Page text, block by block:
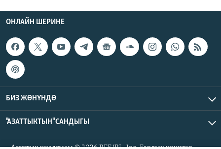
ОНЛАЙН ШЕРИНЕ
БИЗ ЖӨНҮНДӨ
"АЗАТТЫКТЫН" САНДЫГЫ